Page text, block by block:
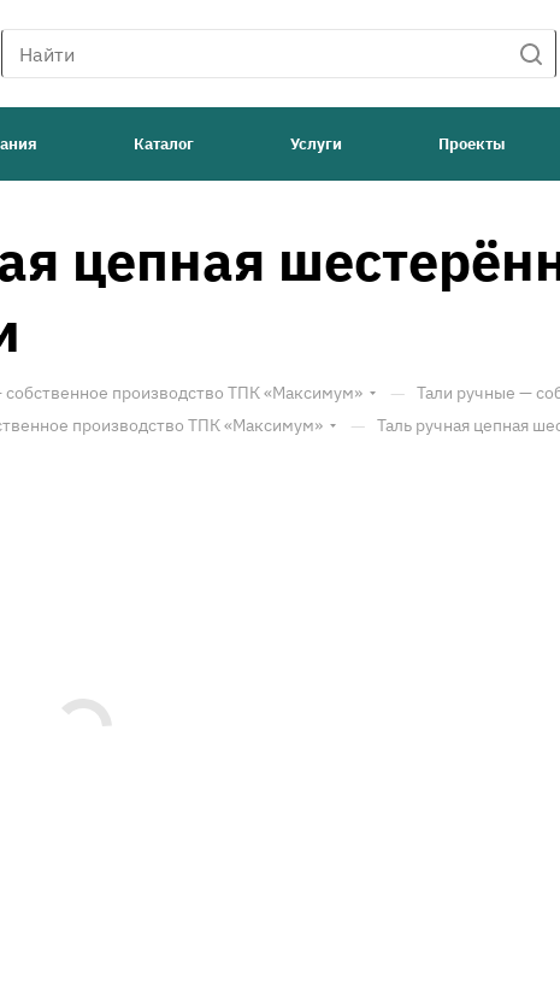
Каталог Услуги Проекты
цепная
собственное производство ТПК «Максимум» — Тали ручные —
производство ТПК «Максимум» — Таль ручная цепная